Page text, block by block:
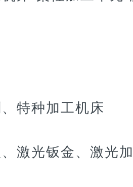
特种加工机床
激光钣金、激光